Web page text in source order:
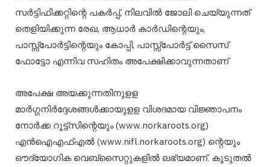
സർട്ടിഫിക്കറ്റിന്റെ പകർപ്പ്, നിലവിൽ ജോലി ചെയ്യുന്നത്
തെളിയിക്കുന്ന രേഖ, ആധാർ കാർഡിന്റെയും,
പാസ്സ്‌പോർട്ടിന്റെയും കോപ്പി, പാസ്സ്‌പോർട്ട് സൈസ്
ഫോട്ടോ എന്നിവ സഹിതം അപേക്ഷിക്കാവുന്നതാണ്
അപേക്ഷ അയക്കുന്നതിനുളള
മാർഗ്ഗനിർദ്ദേശങ്ങൾക്കായുളള വിശദമായ വിജ്ഞാപനം
നോർക്ക റൂട്ട്‌സിന്റെയും (www.norkaroots.org)
എൻഐഎഫ്എൽ (www.nifl.norkaroots.org) ന്റെയും
ഔദ്യോഗിക വെബ്‌സൈറ്റുകളിൽ ലഭ്യമാണ്. കൂടുതൽ